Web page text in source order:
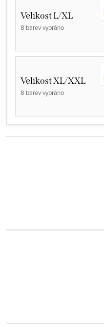
Velikost L/XL
8 barev vybráno
Velikost XL/XXL
8 barev vybráno